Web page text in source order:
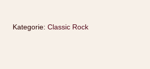
Kategorie: Classic Rock